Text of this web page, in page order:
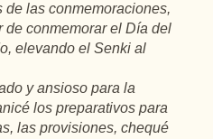
las conmemoraciones,
de conmemorar el Día del
elevando el Senki al
y ansioso para la
los preparativos para
las provisiones, chequé